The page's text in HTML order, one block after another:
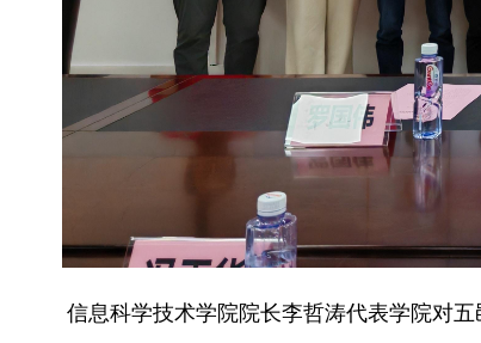
信息科学技术学院院长李哲涛代表学院对